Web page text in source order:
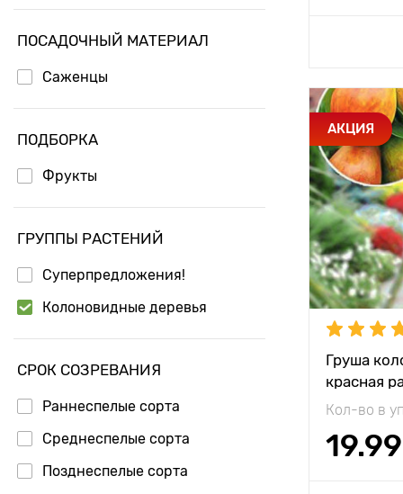
Яблоня летние сорта
Яблоня осенние сорта
ПОСАДОЧНЫЙ МАТЕРИАЛ
Саженцы
ПОДБОРКА
Фрукты
ГРУППЫ РАСТЕНИЙ
Суперпредложения!
Колоновидные деревья
СРОК СОЗРЕВАНИЯ
Раннеспелые сорта
Среднеспелые сорта
Позднеспелые сорта
АКЦИЯ
Груша
красная
Кол-во в
19.99
Высота
Растояние
растениями
Вес плода